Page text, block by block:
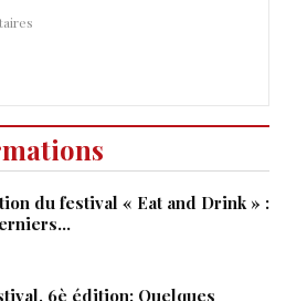
du festival « Eat and Drink » :
6è édition: Quelques